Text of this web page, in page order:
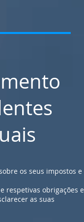
os seus impostos e
respetivas obrigações e
as suas